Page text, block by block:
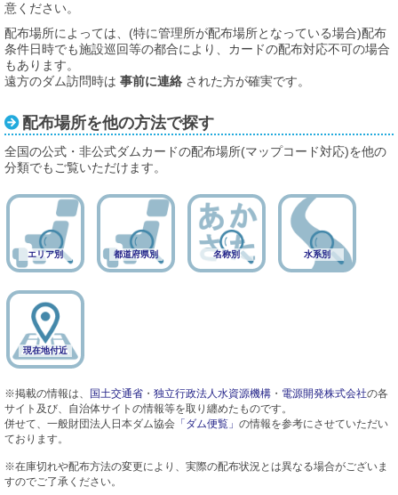
意ください。
配布場所によっては、(特に管理所が配布場所となっている場合)配布
条件日時でも施設巡回等の都合により、カードの配布対応不可の場合
もあります。
遠方のダム訪問時は 事前に連絡 された方が確実です。
配布場所を他の方法で探す
全国の公式・非公式ダムカードの配布場所(マップコード対応)を他の
分類でもご覧いただけます。
エリア別 都道府県別 名称別 水系別
現在地付近
※掲載の情報は、 国土交通省 ・ 独立行政法人水資源機構 ・ 電源開発株式会社の各
サイト及び、自治体サイトの情報等を取り纏めたものです。
併せて、一般財団法人日本ダム協会 「ダム便覧」 の情報を参考にさせていただい
ております。
※在庫切れや配布方法の変更により、実際の配布状況とは異なる場合がございま
すのでご了承ください。